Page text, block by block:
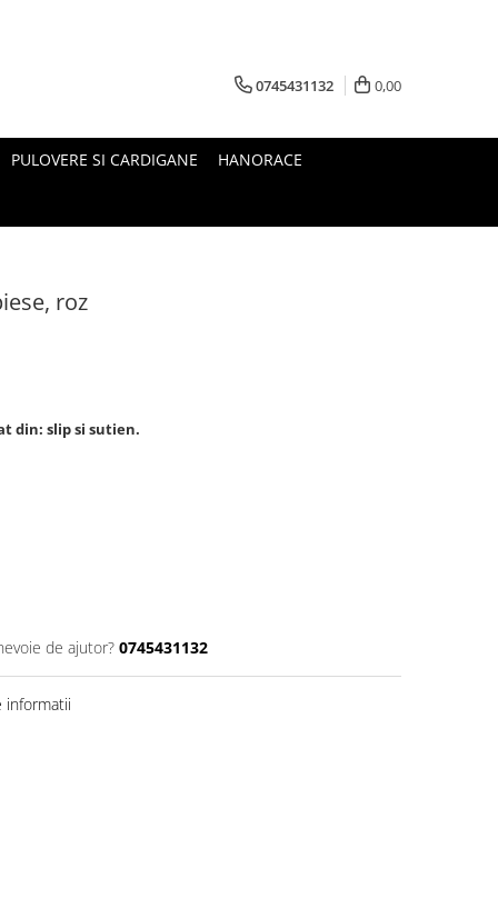
0745431132 0,00
PULOVERE SI CARDIGANE HANORACE
roz
din: slip si sutien.
de ajutor? 0745431132
informatii